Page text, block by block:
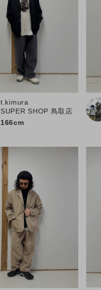
t.kimura
SUPER SHOP 鳥取店
166cm